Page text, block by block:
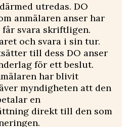
utredas. DO
anmälaren anser har
svara skriftligen.
och svara i sin tur.
till dess DO anser
för ett beslut.
har blivit
myndigheten att den
en
direkt till den som